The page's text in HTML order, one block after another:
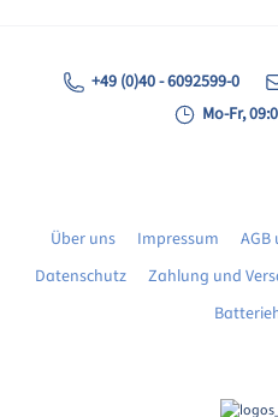
+49 (0)40 - 6092599-0
Mo-Fr,
Über uns Impressum
Datenschutz
Zahlung und